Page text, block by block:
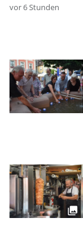
vor 6 Stunden